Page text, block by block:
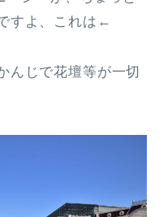
すよ、これは←
んじで花壇等が一切